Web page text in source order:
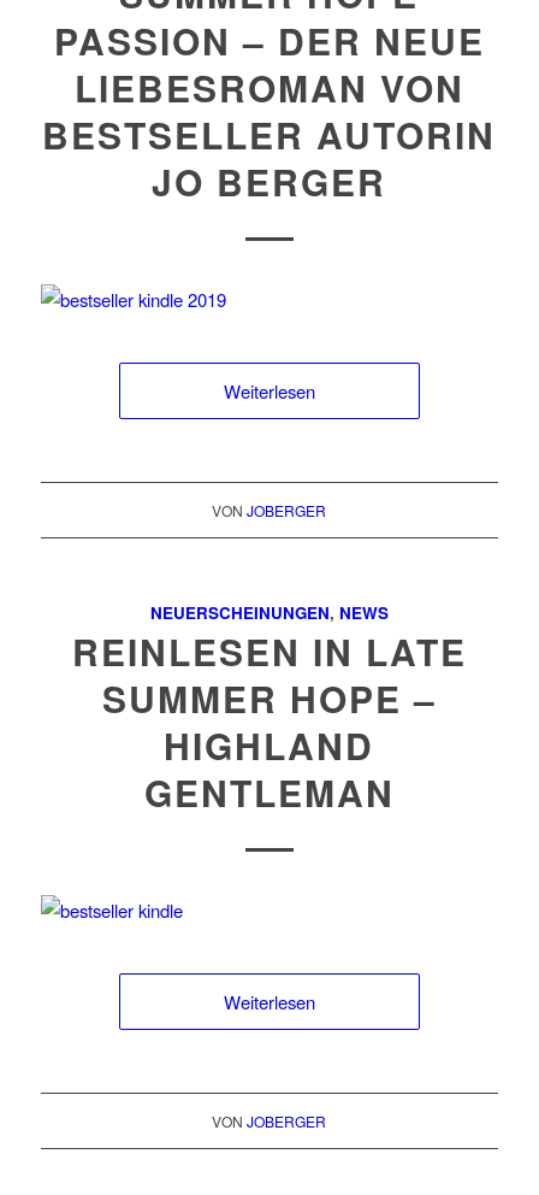
PASSION – DER NEUE
LIEBESROMAN VON
BESTSELLER AUTORIN
JO BERGER
Weiterlesen
VONJOBERGER
NEUERSCHEINUNGEN, NEWS
REINLESEN IN LATE
SUMMER HOPE –
HIGHLAND
GENTLEMAN
Weiterlesen
VONJOBERGER